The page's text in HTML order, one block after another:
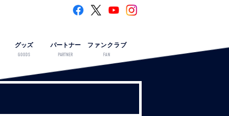
グッズ
GOODS
パートナー
PARTNER
ファンクラブ
FAN